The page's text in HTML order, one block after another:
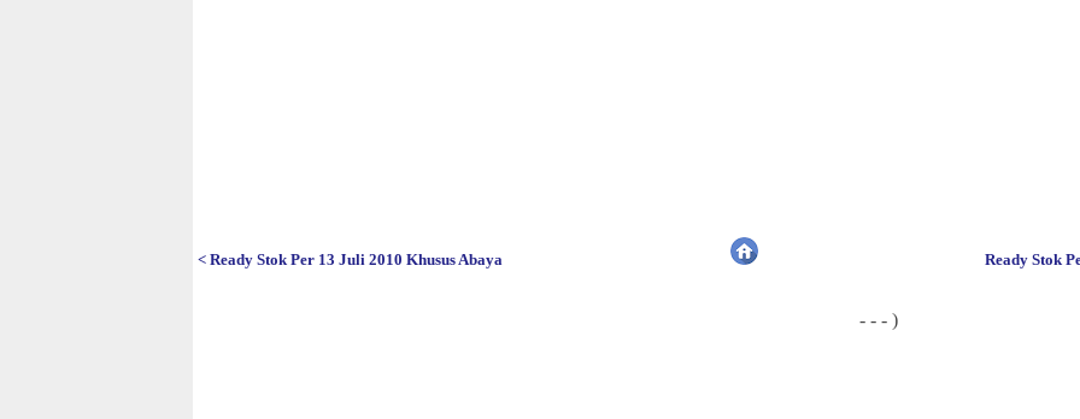
< Ready Stok Per 13 Juli 2010 Khusus Abaya Ready Stok
- - - )